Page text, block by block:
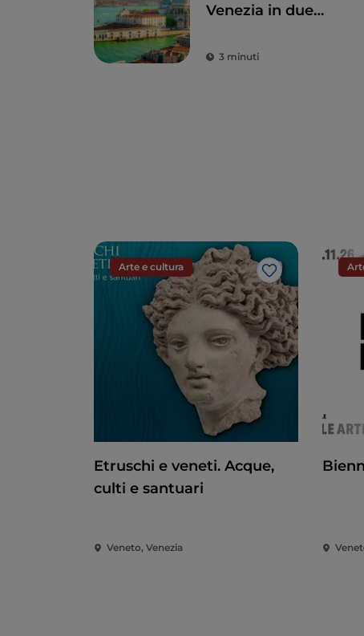
Venezia in due
3 minuti
Arte e cultura
Like
Etruschi e veneti. Acque,
culti e santuari
Veneto, Venezia